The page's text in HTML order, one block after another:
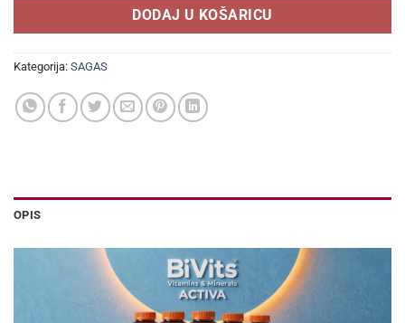
DODAJ U KOŠARICU
Kategorija: SAGAS
OPIS